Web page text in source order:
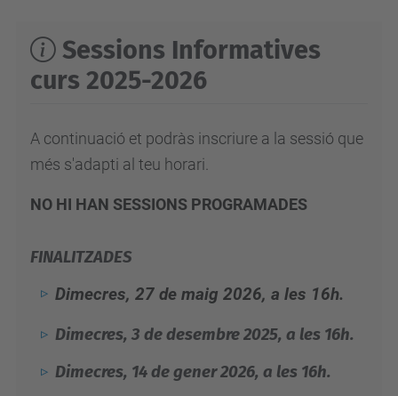
Sessions Informatives
curs 2025-2026
A continuació et podràs inscriure a la sessió que
més s'adapti al teu horari.
NO HI HAN SESSIONS PROGRAMADES
FINALITZADES
Dimecres, 27 de maig 2026, a les 16h.
Dimecres, 3 de desembre 2025, a les 16h.
Dimecres, 14 de gener 2026, a les 16h.